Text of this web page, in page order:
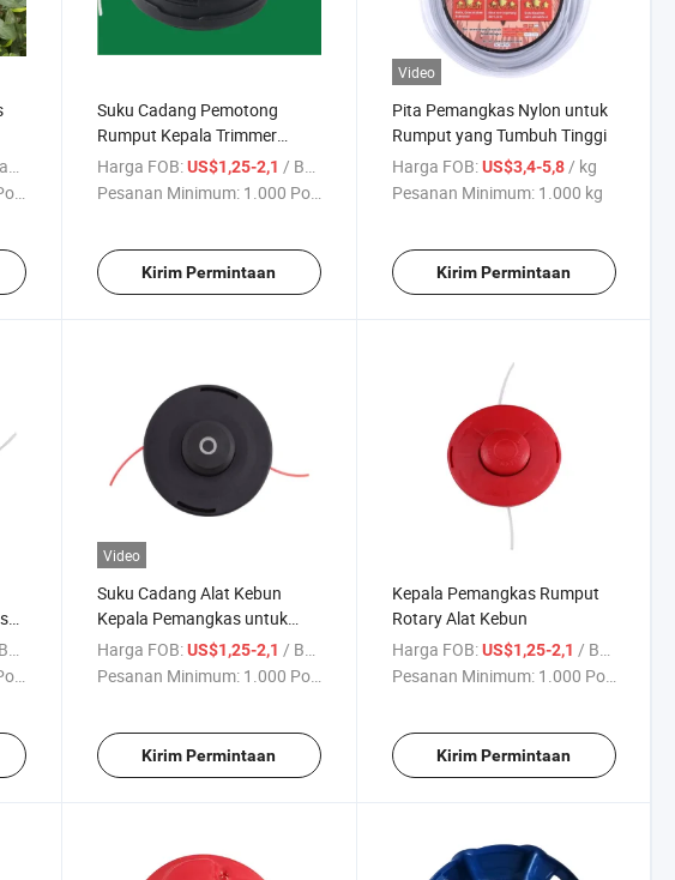
Suku Cadang Pemotong
Rumput Kepala Trimmer
Nylon
Harga FOB: US$1,25-2,1 / Bagian
Pesanan Minimum: 1.000 Potong
Kirim Permintaan
Video
Pita Pemangkas Nylon untuk
Rumput yang Tumbuh Tinggi
Harga FOB: US$3,4-5,8 / kg
Pesanan Minimum: 1.000 kg
Kirim Permintaan
Video
Suku Cadang Alat Kebun
Kepala Pemangkas untuk
Pemotong Rumput
Harga FOB: US$1,25-2,1 / Bagian
Pesanan Minimum: 1.000 Potong
Kirim Permintaan
Kepala Pemangkas Rumput
Rotary Alat Kebun
Harga FOB: US$1,25-2,1 / Bagian
Pesanan Minimum: 1.000 Potong
Kirim Permintaan